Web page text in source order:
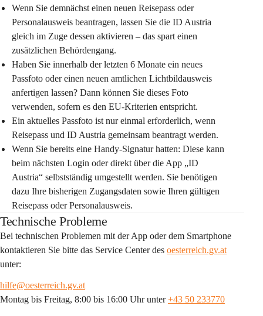
Wenn Sie demnächst einen neuen Reisepass oder
Personalausweis beantragen, lassen Sie die ID Austria
gleich im Zuge dessen aktivieren – das spart einen
zusätzlichen Behördengang.
Haben Sie innerhalb der letzten 6 Monate ein neues
Passfoto oder einen neuen amtlichen Lichtbildausweis
anfertigen lassen? Dann können Sie dieses Foto
verwenden, sofern es den EU-Kriterien entspricht.
Ein aktuelles Passfoto ist nur einmal erforderlich, wenn
Reisepass und ID Austria gemeinsam beantragt werden.
Wenn Sie bereits eine Handy-Signatur hatten: Diese kann
beim nächsten Login oder direkt über die App „ID
Austria“ selbstständig umgestellt werden. Sie benötigen
dazu Ihre bisherigen Zugangsdaten sowie Ihren gültigen
Reisepass oder Personalausweis.
Technische Probleme
Bei technischen Problemen mit der App oder dem Smartphone
kontaktieren Sie bitte das Service Center des oesterreich.gv.at
unter:
hilfe@oesterreich.gv.at
Montag bis Freitag, 8:00 bis 16:00 Uhr unter +43 50 233770